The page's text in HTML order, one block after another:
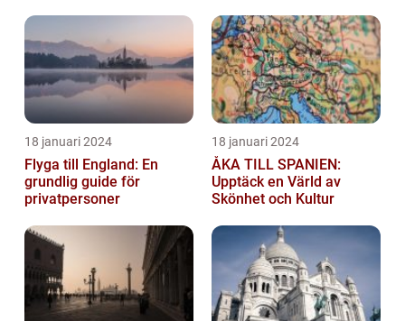
18 januari 2024
Flyga till England: En
grundlig guide för
privatpersoner
18 januari 2024
ÅKA TILL SPANIEN:
Upptäck en Värld av
Skönhet och Kultur